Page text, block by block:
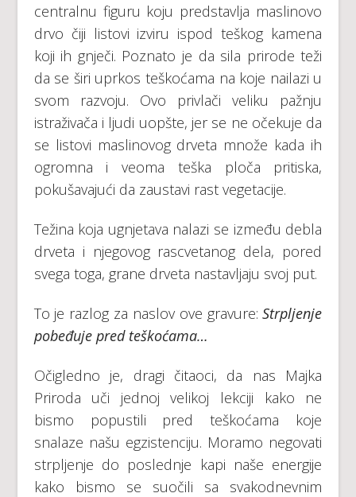
centralnu figuru koju predstavlja maslinovo
drvo čiji listovi izviru ispod teškog kamena
koji ih gnječi. Poznato je da sila prirode teži
da se širi uprkos teškoćama na koje nailazi u
svom razvoju. Ovo privlači veliku pažnju
istraživača i ljudi uopšte, jer se ne očekuje da
se listovi maslinovog drveta množe kada ih
ogromna i veoma teška ploča pritiska,
pokušavajući da zaustavi rast vegetacije.
Težina koja ugnjetava nalazi se između debla
drveta i njegovog rascvetanog dela, pored
svega toga, grane drveta nastavljaju svoj put.
To je razlog za naslov ove gravure:Strpljenje
pobeđuje pred teškoćama…
Očigledno je, dragi čitaoci, da nas Majka
Priroda uči jednoj velikoj lekciji kako ne
bismo popustili pred teškoćama koje
snalaze našu egzistenciju. Moramo negovati
strpljenje do poslednje kapi naše energije
kako bismo se suočili sa svakodnevnim